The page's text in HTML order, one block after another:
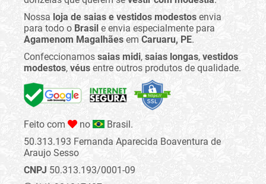
Nossa loja de saias e vestidos modestos envia
para todo o Brasil e envia especialmente para
Agamenom Magalhães em Caruaru, PE.
Confeccionamos saias midi, saias longas, vestidos
modestos, véus entre outros produtos de qualidade.
Feito com no
Brasil.
50.313.193 Fernanda Aparecida Boaventura de
Araujo Sesso
CNPJ 50.313.193/0001-09